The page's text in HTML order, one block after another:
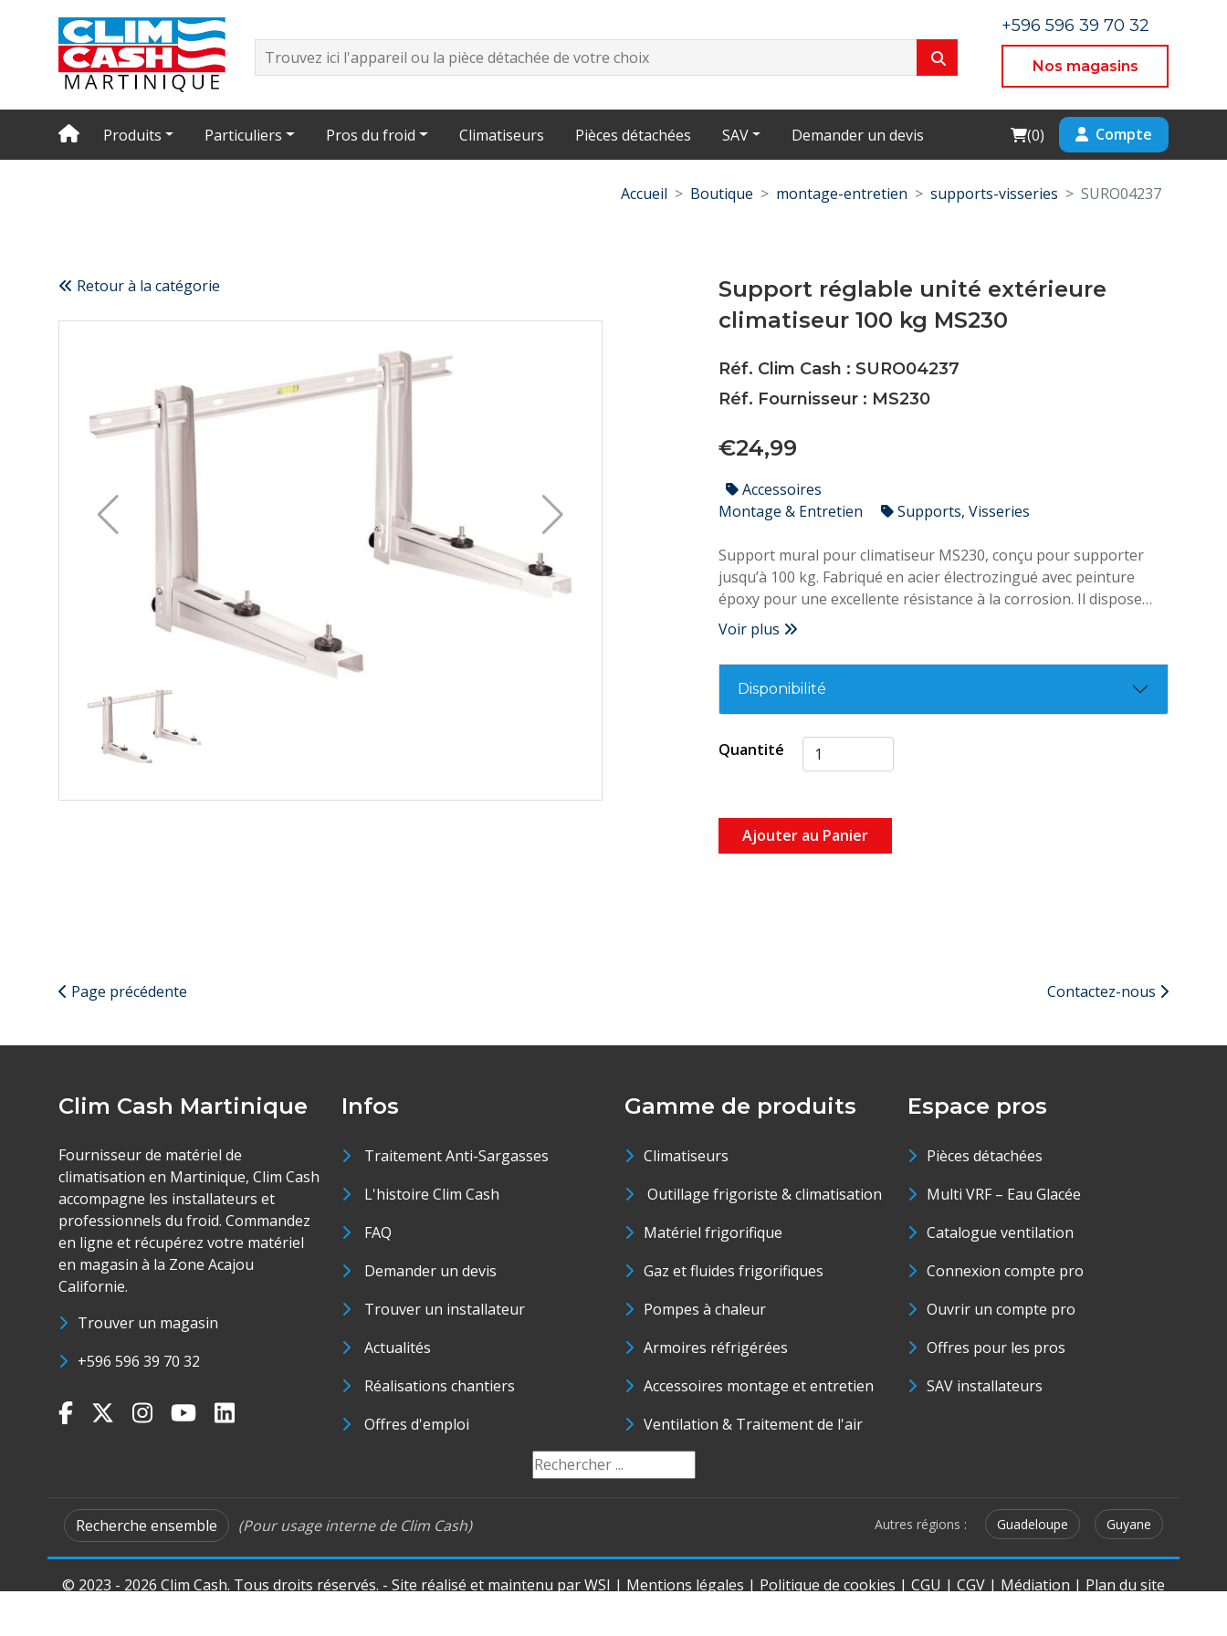
+596 596 39 70 32
Nos magasins
Produits Particuliers Pros du froid Climatiseurs Pièces détachées SAV Demander un devis Cart
(0) Compte
Accueil Boutique montage-entretien supports-visseries SURO04237
Retour à la catégorie
Support réglable unité extérieure
climatiseur 100 kg MS230
Réf. Clim Cash : SURO04237
Réf. Fournisseur : MS230
€24,99
Accessoires
Montage & Entretien
Supports, Visseries
Support mural pour climatiseur MS230, conçu pour supporter
jusqu’à 100 kg. Fabriqué en acier électrozingué avec peinture
époxy pour une excellente résistance à la corrosion. Il dispose
d’une bulle de niveau intégrée pour faciliter l’installation et est
fourni avec un kit de fixation et rondelles d’isolation pour une
pose stable et sécurisée de l’unité extérieure.
Voir plus
Disponibilité
Quantité
Ajouter au Panier
Page précédente Contactez-nous
Clim Cash Martinique
Fournisseur de matériel de
climatisation en Martinique, Clim Cash
accompagne les installateurs et
professionnels du froid. Commandez
en ligne et récupérez votre matériel
en magasin à la Zone Acajou
Californie.
Trouver un magasin
+596 596 39 70 32
Infos
Traitement Anti-Sargasses
L'histoire Clim Cash
FAQ
Demander un devis
Trouver un installateur
Actualités
Réalisations chantiers
Offres d'emploi
Gamme de produits
Climatiseurs
Outillage frigoriste & climatisation
Matériel frigorifique
Gaz et fluides frigorifiques
Pompes à chaleur
Armoires réfrigérées
Accessoires montage et entretien
Ventilation & Traitement de l'air
Espace pros
Pièces détachées
Multi VRF – Eau Glacée
Catalogue ventilation
Connexion compte pro
Ouvrir un compte pro
Offres pour les pros
SAV installateurs
Recherche ensemble (Pour usage interne de Clim Cash) Autres régions : Guadeloupe Guyane
© 2023 - 2026 Clim Cash. Tous droits réservés. - Site réalisé et maintenu parWSI | Mentions légales | Politique de cookies | CGU | CGV | Médiation | Plan du site